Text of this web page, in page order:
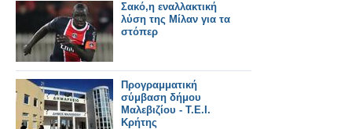
Σακό,η εναλλακτική
λύση της Μίλαν για τα
στόπερ
Προγραμματική
σύμβαση δήμου
Μαλεβιζίου - Τ.Ε.Ι.
Κρήτης